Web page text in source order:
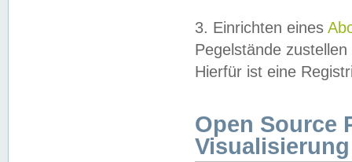
3. Einrichten eines
Pegelstände
Hierfür ist eine
Open Source
Visualisierung